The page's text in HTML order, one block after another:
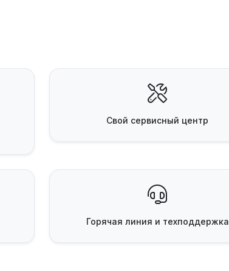
Свой сервисный центр
Горячая линия и техподдержка